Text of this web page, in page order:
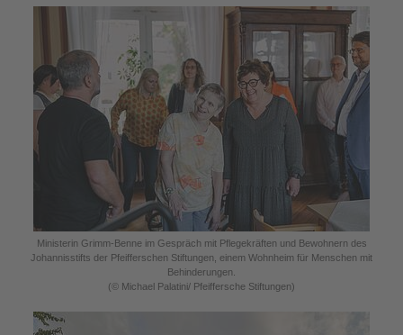
Ministerin Grimm-Benne im Gespräch mit Pflegekräften und Bewohnern des
Johannisstifts der Pfeifferschen Stiftungen, einem Wohnheim für Menschen mit
Behinderungen.
(© Michael Palatini/ Pfeiffersche Stiftungen)